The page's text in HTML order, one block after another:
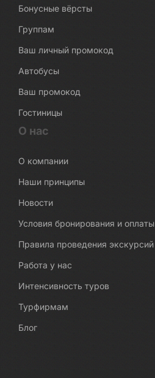
Бонусные вёрсты
Группам
Ваш личный промокод
Автобусы
Ваш промокод
Гостиницы
О нас
О компании
Наши принципы
Новости
Условия бронирования и оплаты
Правила проведения экскурсий
Работа у нас
Интенсивность туров
Турфирмам
Блог